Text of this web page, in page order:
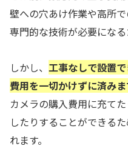
壁への穴あけ作業や高所
専門的な技術が必要になる
しかし、 工事なしで設置
費用を一切かけずに済みま
カメラの購入費用に充て
したりすることができる
れます。